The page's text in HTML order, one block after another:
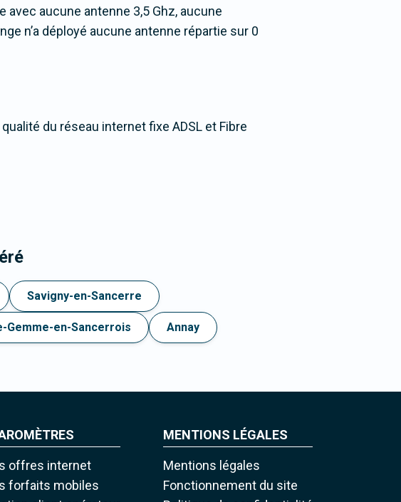
avec aucune antenne 3,5 Ghz, aucune
n’a déployé aucune antenne répartie sur 0
du réseau internet fixe ADSL et Fibre
Savigny-en-Sancerre
Gemme-en-Sancerrois Annay
offres internet
forfaits mobiles
MENTIONS LÉGALES
Mentions légales
Fonctionnement du site